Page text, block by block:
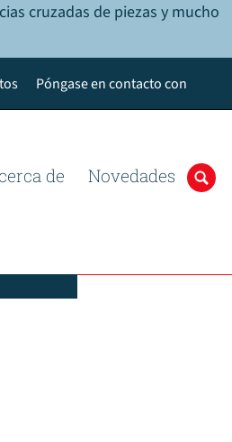
cruzadas de piezas y mucho
Póngase en contacto con
de Novedades